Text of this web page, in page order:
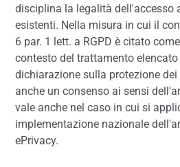
disciplina la legalità dell'accesso
esistenti. Nella misura in cui il
6 par. 1 lett. a RGPD è citato
contesto del trattamento
dichiarazione sulla protezione
anche un consenso ai sensi
vale anche nel caso in cui si
implementazione nazionale
ePrivacy.